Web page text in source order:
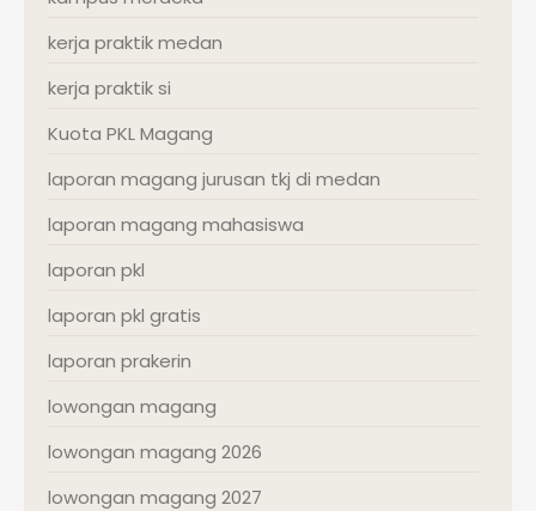
kerja praktik medan
kerja praktik si
Kuota PKL Magang
laporan magang jurusan tkj di medan
laporan magang mahasiswa
laporan pkl
laporan pkl gratis
laporan prakerin
lowongan magang
lowongan magang 2026
lowongan magang 2027